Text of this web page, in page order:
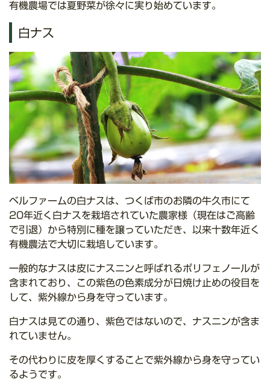
有機農場では夏野菜が徐々に実り始めています。
白ナス
ベルファームの白ナスは、つくば市のお隣の牛久市にて
20年近く白ナスを栽培されていた農家様（現在はご高齢
で引退）から特別に種を譲っていただき、以来十数年近く
有機農法で大切に栽培しています。
一般的なナスは皮にナスニンと呼ばれるポリフェノールが
含まれており、この紫色の色素成分が日焼け止めの役目を
して、紫外線から身を守っています。
白ナスは見ての通り、紫色ではないので、ナスニンが含ま
れていません。
その代わりに皮を厚くすることで紫外線から身を守ってい
るようです。